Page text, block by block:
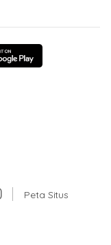
Peta Situs